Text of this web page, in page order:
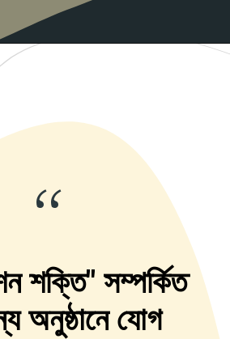
“
শক্তি" সম্পর্কিত
অনুষ্ঠানে যোগ